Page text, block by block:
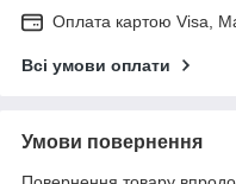
Оплата картою Visa,
Всі умови оплати
Умови повернення